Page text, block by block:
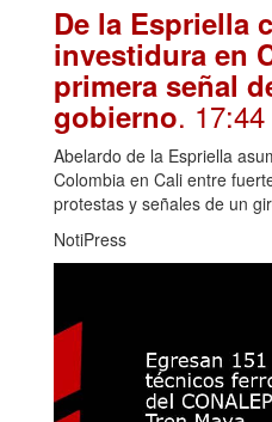
De la Espriella
investidura en
primera señal
gobierno. 17:44
Abelardo de la Espriella
Colombia en Cali entre
protestas y señales de un
NotiPress